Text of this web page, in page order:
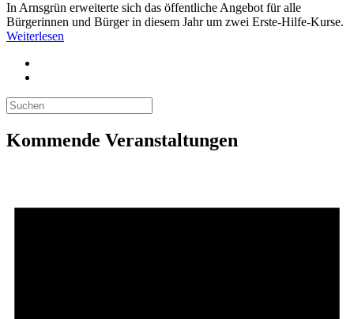
In Arnsgrün erweiterte sich das öffentliche Angebot für alle
Bürgerinnen und Bürger in diesem Jahr um zwei Erste-Hilfe-Kurse.
Weiterlesen
Kommende Veranstaltungen